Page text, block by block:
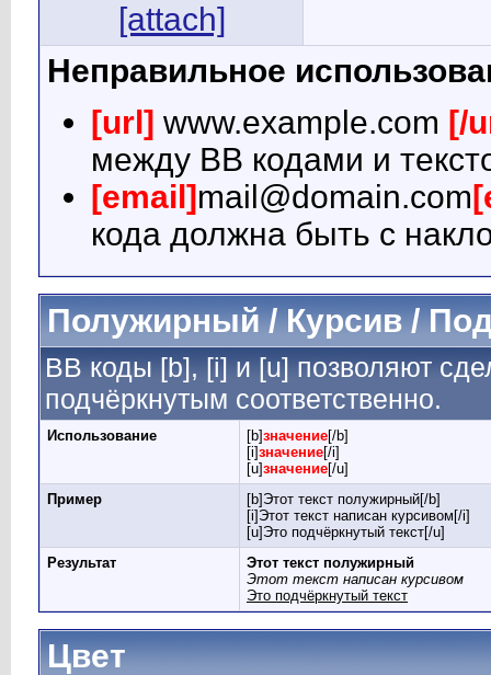
[attach]
Неправильное
[url] www.example.com [/
между BB кодами и
[email] mail@domain.com
кода должна быть с
Полужирный / Курсив /
BB коды [b], [i] и [u] позволяют
подчёркнутым соответственно.
Использование [b]значение[/b]
[i]значение[/i]
[u]значение[/u]
Пример
[b]Этот текст полужирный[/b]
[i]Этот текст написан курсивом[/i]
[u]Это подчёркнутый текст[/u]
Результат
Этот текст полужирный
Этот текст написан курсивом
Это подчёркнутый текст
Цвет